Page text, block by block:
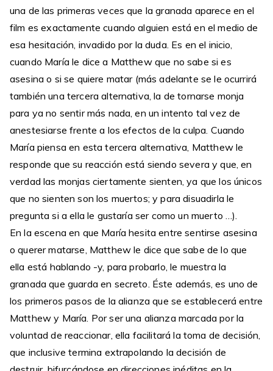
una de las primeras veces que la granada aparece en el
film es exactamente cuando alguien está en el medio de
esa hesitación, invadido por la duda. Es en el inicio,
cuando María le dice a Matthew que no sabe si es
asesina o si se quiere matar (más adelante se le ocurrirá
también una tercera alternativa, la de tornarse monja
para ya no sentir más nada, en un intento tal vez de
anestesiarse frente a los efectos de la culpa. Cuando
María piensa en esta tercera alternativa, Matthew le
responde que su reacción está siendo severa y que, en
verdad las monjas ciertamente sienten, ya que los únicos
que no sienten son los muertos; y para disuadirla le
pregunta si a ella le gustaría ser como un muerto …).
En la escena en que María hesita entre sentirse asesina
o querer matarse, Matthew le dice que sabe de lo que
ella está hablando -y, para probarlo, le muestra la
granada que guarda en secreto. Éste además, es uno de
los primeros pasos de la alianza que se establecerá entre
Matthew y María. Por ser una alianza marcada por la
voluntad de reaccionar, ella facilitará la toma de decisión,
que inclusive termina extrapolando la decisión de